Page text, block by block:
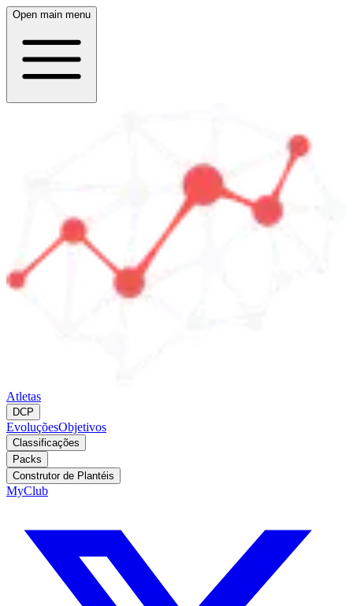
Open main menu
Atletas
DCP
EvoluçõesObjetivos
Classificações
Packs
Construtor de Plantéis
MyClub